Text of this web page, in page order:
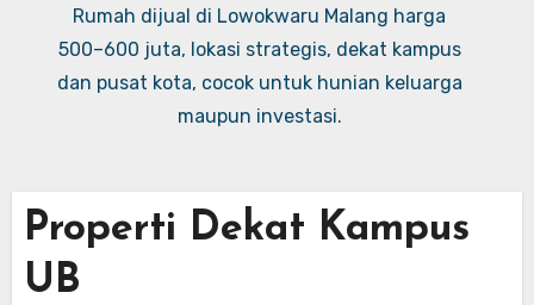
Rumah dijual di Lowokwaru Malang harga
500–600 juta, lokasi strategis, dekat kampus
dan pusat kota, cocok untuk hunian keluarga
maupun investasi.
Properti Dekat Kampus
UB